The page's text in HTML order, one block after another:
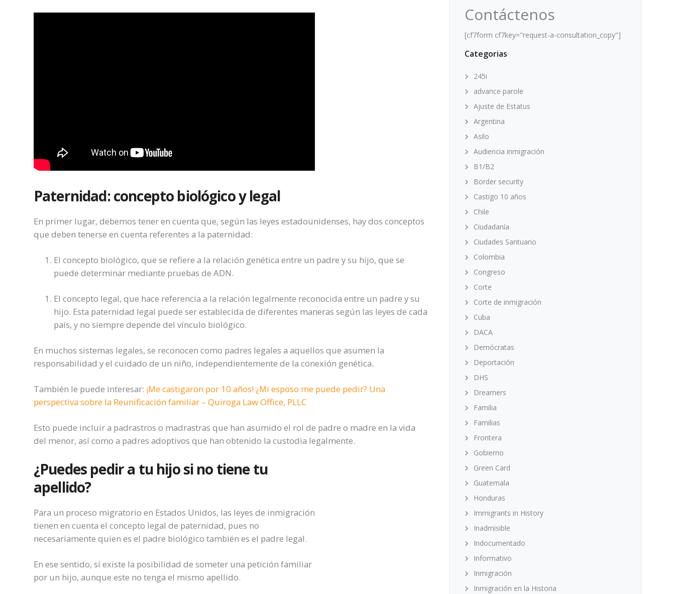
Paternidad: concepto biológico y legal
En primer lugar, debemos tener en cuenta que, según las leyes estadounidenses, hay dos conceptos
que deben tenerse en cuenta referentes a la paternidad:
El concepto biológico, que se refiere a la relación genética entre un padre y su hijo, que se
puede determinar mediante pruebas de ADN.
El concepto legal, que hace referencia a la relación legalmente reconocida entre un padre y su
hijo. Esta paternidad legal puede ser establecida de diferentes maneras según las leyes de cada
país, y no siempre depende del vínculo biológico.
En muchos sistemas legales, se reconocen como padres legales a aquellos que asumen la
responsabilidad y el cuidado de un niño, independientemente de la conexión genética.
También le puede interesar: ¡Me castigaron por 10 años! ¿Mi esposo me puede pedir? Una
perspectiva sobre la Reunificación familiar – Quiroga Law Office, PLLC
Esto puede incluir a padrastros o madrastras que han asumido el rol de padre o madre en la vida
del menor, así como a padres adoptivos que han obtenido la custodia legalmente.
¿Puedes pedir a tu hijo si no tiene tu
apellido?
Para un proceso migratorio en Estados Unidos, las leyes de inmigración
tienen en cuenta el concepto legal de paternidad, pues no
necesariamente quien es el padre biológico también es el padre legal.
En ese sentido, sí existe la posibilidad de someter una petición familiar
por un hijo, aunque este no tenga el mismo apellido.
Contáctenos
[cf7form cf7key="request-a-consultation_copy"]
Categorias
245i
advance parole
Ajuste de Estatus
Argentina
Asilo
Audiencia inmigración
B1/B2
Border security
Castigo 10 años
Chile
Ciudadanía
Ciudades Santuario
Colombia
Congreso
Corte
Corte de inmigración
Cuba
DACA
Demócratas
Deportación
DHS
Dreamers
Familia
Familias
Frontera
Gobierno
Green Card
Guatemala
Honduras
Immigrants in History
Inadmisible
Indocumentado
Informativo
Inmigración
Inmigración en la Historia